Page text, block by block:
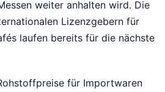
weiter anhalten wird. Die
Lizenzgebern für
laufen bereits für die nächste
für Importwaren